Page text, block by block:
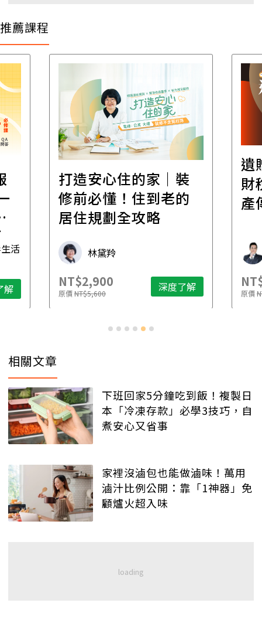
推薦課程
活
解
打造安心住的家｜裝
修前必懂！住到老的
居住規劃全攻略
林黛羚
NT$2,900
原價NT$5,600 深度了解
遺
財
產
原價
相關文章
下班回家5分鐘吃到飯！複製日
本「冷凍存款」必學3技巧，自
煮安心又省事
家裡沒滷包也能做滷味！萬用
滷汁比例公開：靠「1神器」免
顧爐火超入味